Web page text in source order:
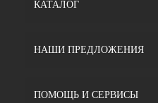
КАТАЛОГ
НАШИ ПРЕДЛОЖЕНИЯ
ПОМОЩЬ И СЕРВИСЫ